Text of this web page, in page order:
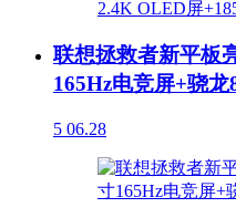
联想拯救者新平板
165Hz电竞屏+骁龙
5 06.28